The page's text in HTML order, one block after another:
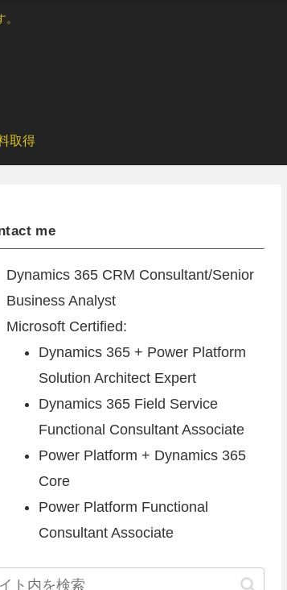
取得
me
Dynamics 365 CRM Consultant/Senior
Business Analyst
Microsoft Certified:
Dynamics 365 + Power Platform
Solution Architect Expert
Dynamics 365 Field Service
Functional Consultant Associate
Power Platform + Dynamics 365
Core
Power Platform Functional
Consultant Associate